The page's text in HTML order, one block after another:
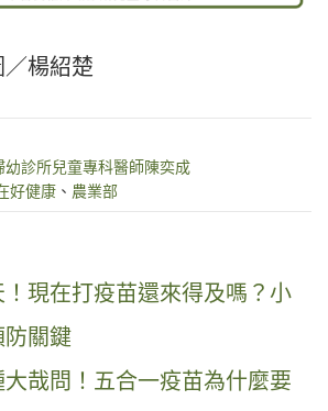
楊紹楚
幼診所兒童專科醫師陳奕成
好健康 、 農業部
現在打疫苗還來得及嗎？小
防關鍵
哉問！五合一疫苗為什麼要